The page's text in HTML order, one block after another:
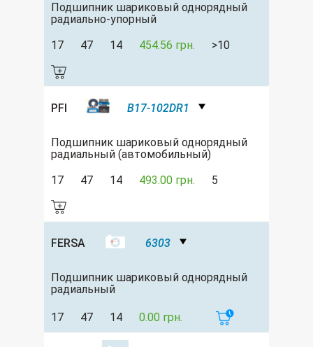
Подшипник шариковый однорядный
радиально-упорный
17
47 14 454.56 грн. >10
PFI B17-102DR1
Подшипник шариковый однорядный
радиальный (автомобильный)
17
47 14 493.00 грн. 5
FERSA 6303
Подшипник шариковый однорядный
радиальный
17 47 14 0.00 грн.